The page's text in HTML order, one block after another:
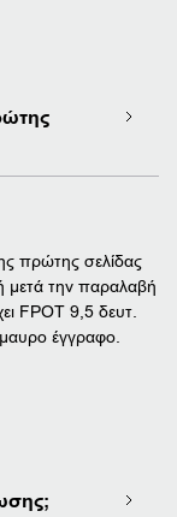
πρώτης σελίδας
μετά την παραλαβή
FPOT 9,5 δευτ.
έγγραφο.